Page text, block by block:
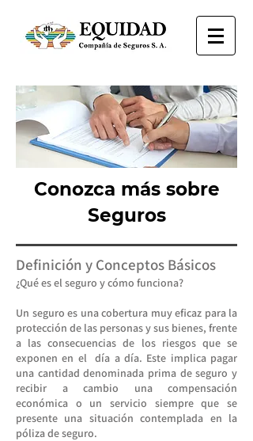
Conozca más sobre
Seguros
Definición y Conceptos Básicos
¿Qué es el seguro y cómo funciona?
Un seguro es una cobertura muy eficaz para la
protección de las personas y sus bienes, frente
a las consecuencias de los riesgos que se
exponen en el día a día. Este implica pagar
una cantidad denominada prima de seguro y
recibir a cambio una compensación
económica o un servicio siempre que se
presente una situación contemplada en la
póliza de seguro.